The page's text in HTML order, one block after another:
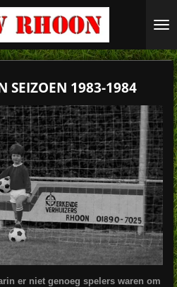
SEIZOEN 1983-1984
er niet genoeg spelers waren om